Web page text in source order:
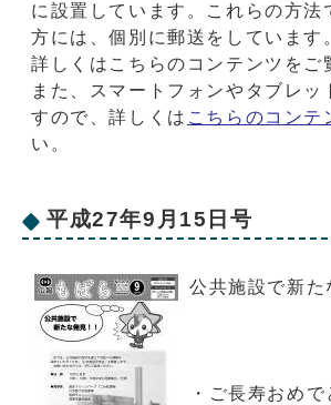
に設置しています。これらの方法
方には、個別に郵送をしています
詳しくはこちらのコンテンツをご
また、スマートフォンやタブレッ
すので、詳しくは こちらのコンテ
い。
平成27年9月15日号
公共施設で新た
・ご長寿おめ